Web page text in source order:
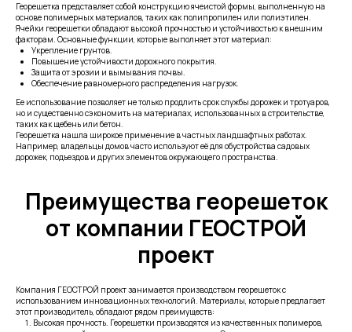
Георешетка представляет собой конструкцию ячеистой формы, выполненную на
основе полимерных материалов, таких как полипропилен или полиэтилен.
Ячейки георешетки обладают высокой прочностью и устойчивостью к внешним
факторам. Основные функции, которые выполняет этот материал:
Укрепление грунтов.
Повышение устойчивости дорожного покрытия.
Защита от эрозии и вымывания почвы.
Обеспечение равномерного распределения нагрузок.
Ее использование позволяет не только продлить срок службы дорожек и тротуаров,
но и существенно сэкономить на материалах, использованных в строительстве,
таких как щебень или бетон.
Георешетка нашла широкое применение в частных ландшафтных работах.
Например, владельцы домов часто используют её для обустройства садовых
дорожек, подъездов и других элементов окружающего пространства.
Преимущества георешеток
от компании ГЕОСТРОЙ
проект
Компания ГЕОСТРОЙ проект занимается производством георешеток с
использованием инновационных технологий. Материалы, которые предлагает
этот производитель, обладают рядом преимуществ:
Высокая прочность. Георешетки производятся из качественных полимеров,